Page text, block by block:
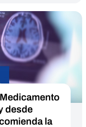
desde
la